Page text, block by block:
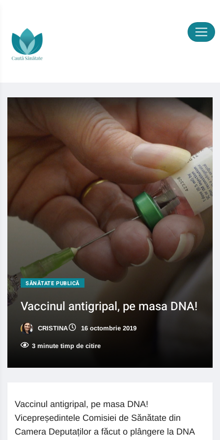
SĂNĂTATE PUBLICĂ
Vaccinul antigripal, pe masa DNA!
CRISTINA 16 octombrie 2019
3 minute timp de citire
Vaccinul antigripal, pe masa DNA!
Vicepreședintele Comisiei de Sănătate din
Camera Deputaților a făcut o plângere la DNA